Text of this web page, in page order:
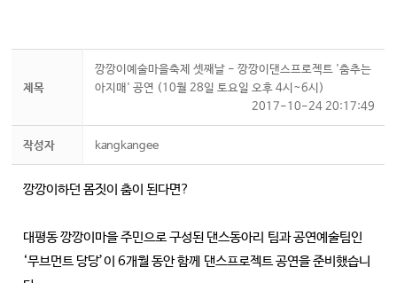
제목
깡깡이예술마을축제 셋째날 - 깡깡이댄스프로젝트 '춤추는
아지매' 공연 (10월 28일 토요일 오후 4시~6시)
2017-10-24 20:17:49
작성자 kangkangee
깡깡이하던 몸짓이 춤이 된다면?
대평동 깡깡이마을 주민으로 구성된 댄스동아리 팀과 공연예술팀인
‘무브먼트 당당’이 6개월 동안 함께 댄스프로젝트 공연을 준비했습니